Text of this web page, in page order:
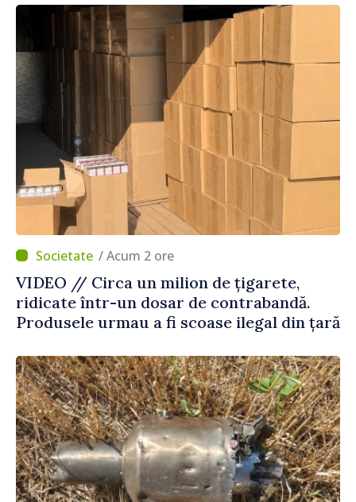
/ Acum 2 ore
VIDEO // Circa un milion de țigarete,
ridicate într-un dosar de contrabandă.
Produsele urmau a fi scoase ilegal din țară